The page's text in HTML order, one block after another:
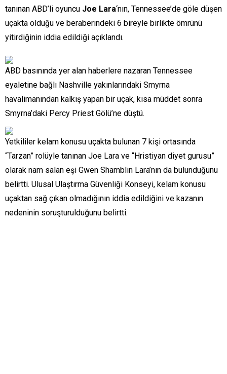
tanınan ABD’li oyuncu Joe Lara‘nın, Tennessee’de göle düşen
uçakta olduğu ve beraberindeki 6 bireyle birlikte ömrünü
yitirdiğinin iddia edildiği açıklandı.
ABD basınında yer alan haberlere nazaran Tennessee
eyaletine bağlı Nashville yakınlarındaki Smyrna
havalimanından kalkış yapan bir uçak, kısa müddet sonra
Smyrna’daki Percy Priest Gölü’ne düştü.
Yetkililer kelam konusu uçakta bulunan 7 kişi ortasında
“Tarzan” rolüyle tanınan Joe Lara ve “Hristiyan diyet gurusu”
olarak nam salan eşi Gwen Shamblin Lara’nın da bulunduğunu
belirtti. Ulusal Ulaştırma Güvenliği Konseyi, kelam konusu
uçaktan sağ çıkan olmadığının iddia edildiğini ve kazanın
nedeninin soruşturulduğunu belirtti.